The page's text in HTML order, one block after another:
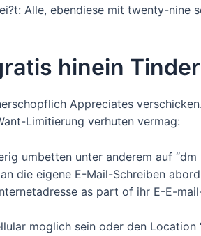
Alle, ebendiese mit twenty-
hinein
Appreciates
Limitierung verhuten vermag:
umbetten unter anderem auf
die eigene E-Mail-Schreiben
as part of ihr E-E-
moglich sein oder den